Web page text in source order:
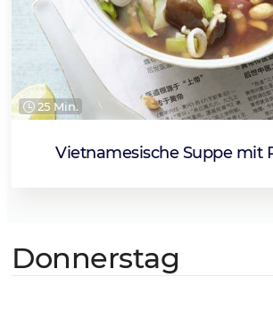
25 Min.
Vietnamesische Suppe mit
Donnerstag